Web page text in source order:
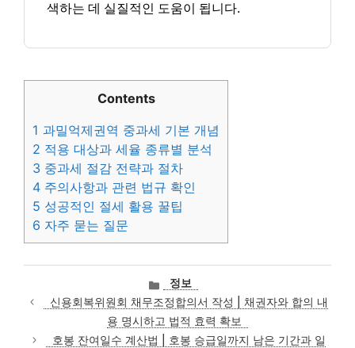
색하는 데 실질적인 도움이 됩니다.
Contents
1 과밀억제권역 중과세 기본 개념
2 적용 대상과 세율 종류별 분석
3 중과세 절감 전략과 절차
4 주의사항과 관련 법규 확인
5 성공적인 절세 활용 꿀팁
6 자주 묻는 질문
카
테
고
리
정보
신용회복위원회 채무조정합의서 작성 | 채권자와 합의 내
용 명시하고 법적 효력 확보
호봉 잔여일수 계산법 | 호봉 승급일까지 남은 기간과 일